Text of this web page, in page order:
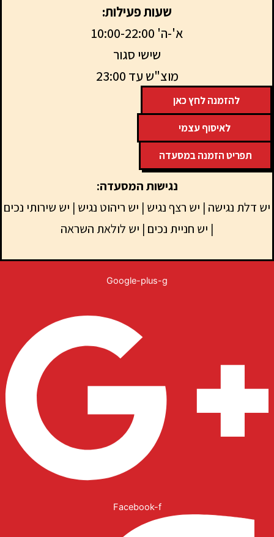
שעות פעילות:
א'-ה' 10:00-22:00
שישי סגור
מוצ"ש עד 23:00
להזמנה לחץ כאן
לאיסוף עצמי
תפריט הזמנה במסעדה
נגישות המסעדה:
דלת נגישה | יש רצף נגיש | יש ריהוט נגיש | יש שירותי נכים
| יש חניית נכים | יש לולאת השראה
נשמח שתדרגואותנו! Google-plus-g
Facebook-f